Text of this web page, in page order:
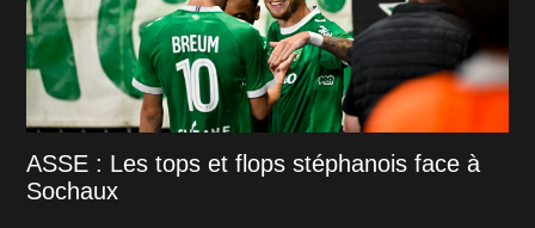
ASSE : Les tops et flops stéphanois face à
Sochaux